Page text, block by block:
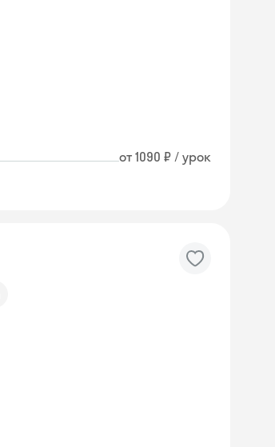
от 1090 ₽ / урок